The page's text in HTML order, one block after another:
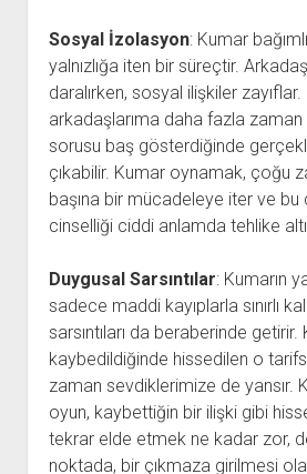
Sosyal İzolasyon: Kumar
yalnızlığa iten bir süreçtir.
daralırken, sosyal ilişkiler zayıflar.
arkadaşlarıma daha fazla zaman
sorusu baş gösterdiğinde
çıkabilir. Kumar oynamak, çoğu
başına bir mücadeleye iter ve bu
cinselliği ciddi anlamda tehlike
Duygusal Sarsıntılar: Kumarın
sadece maddi kayıplarla sınırlı
sarsıntıları da beraberinde getirir.
kaybedildiğinde hissedilen o
zaman sevdiklerimize de yansır.
oyun, kaybettiğin bir ilişki gibi
tekrar elde etmek ne kadar zor,
noktada, bir çıkmaza girilmesi